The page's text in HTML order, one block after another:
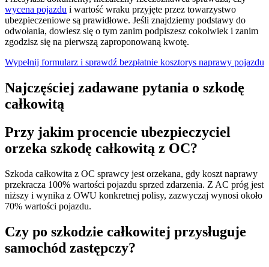
wycena pojazdu i wartość wraku przyjęte przez towarzystwo
ubezpieczeniowe są prawidłowe. Jeśli znajdziemy podstawy do
odwołania, dowiesz się o tym zanim podpiszesz cokolwiek i zanim
zgodzisz się na pierwszą zaproponowaną kwotę.
Wypełnij formularz i sprawdź bezpłatnie kosztorys naprawy pojazdu
Najczęściej zadawane pytania o szkodę
całkowitą
Przy jakim procencie ubezpieczyciel
orzeka szkodę całkowitą z OC?
Szkoda całkowita z OC sprawcy jest orzekana, gdy koszt naprawy
przekracza 100% wartości pojazdu sprzed zdarzenia. Z AC próg jest
niższy i wynika z OWU konkretnej polisy, zazwyczaj wynosi około
70% wartości pojazdu.
Czy po szkodzie całkowitej przysługuje
samochód zastępczy?